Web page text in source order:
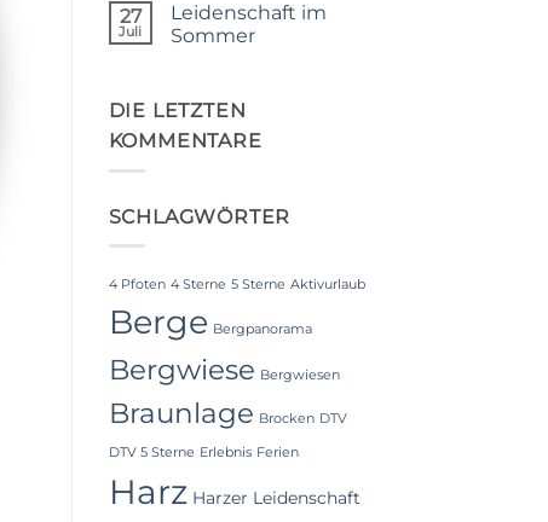
denn
Qualität
ist
zu
Sterne-
Regen
27
Juli
Leidenschaft im
Sommer
Leidenschaft
im
Sommer
DIE LETZTEN
KOMMENTARE
SCHLAGWÖRTER
4 Pfoten 4 Sterne 5 Sterne Aktivurlaub
Berge Bergpanorama
Bergwiese Bergwiesen
Braunlage Brocken DTV
DTV 5 Sterne Erlebnis Ferien
Harz Harzer Leidenschaft